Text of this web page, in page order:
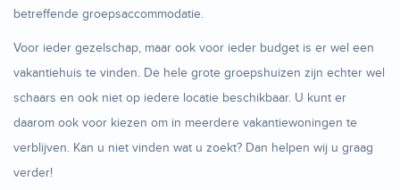
betreffende groepsaccommodatie.
Voor ieder gezelschap, maar ook voor ieder budget is er wel een
vakantiehuis te vinden. De hele grote groepshuizen zijn echter wel
schaars en ook niet op iedere locatie beschikbaar. U kunt er
daarom ook voor kiezen om in meerdere vakantiewoningen te
verblijven. Kan u niet vinden wat u zoekt? Dan helpen wij u graag
verder!